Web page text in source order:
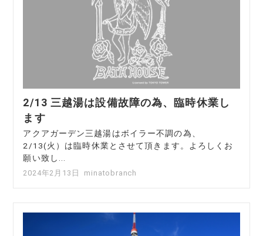
2/13 三越湯は設備故障の為、臨時休業し
ます
アクアガーデン三越湯はボイラー不調の為、
2/13(火）は臨時休業とさせて頂きます。よろしくお
願い致し...
2024年2月13日 minatobranch